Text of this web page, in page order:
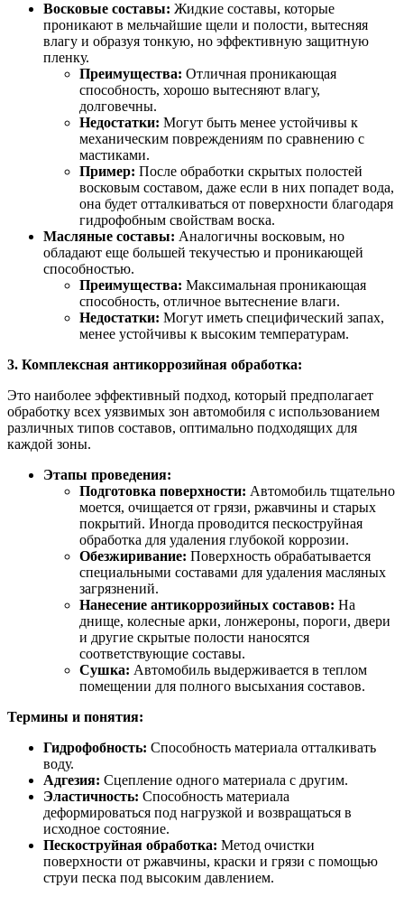
Восковые составы: Жидкие составы, которые
проникают в мельчайшие щели и полости, вытесняя
влагу и образуя тонкую, но эффективную защитную
пленку.
Преимущества: Отличная проникающая
способность, хорошо вытесняют влагу,
долговечны.
Недостатки: Могут быть менее устойчивы к
механическим повреждениям по сравнению с
мастиками.
Пример: После обработки скрытых полостей
восковым составом, даже если в них попадет вода,
она будет отталкиваться от поверхности благодаря
гидрофобным свойствам воска.
Масляные составы: Аналогичны восковым, но
обладают еще большей текучестью и проникающей
способностью.
Преимущества: Максимальная проникающая
способность, отличное вытеснение влаги.
Недостатки: Могут иметь специфический запах,
менее устойчивы к высоким температурам.
3. Комплексная антикоррозийная обработка:
Это наиболее эффективный подход, который предполагает
обработку всех уязвимых зон автомобиля с использованием
различных типов составов, оптимально подходящих для
каждой зоны.
Этапы проведения:
Подготовка поверхности: Автомобиль тщательно
моется, очищается от грязи, ржавчины и старых
покрытий. Иногда проводится пескоструйная
обработка для удаления глубокой коррозии.
Обезжиривание: Поверхность обрабатывается
специальными составами для удаления масляных
загрязнений.
Нанесение антикоррозийных составов: На
днище, колесные арки, лонжероны, пороги, двери
и другие скрытые полости наносятся
соответствующие составы.
Сушка: Автомобиль выдерживается в теплом
помещении для полного высыхания составов.
Термины и понятия:
Гидрофобность: Способность материала отталкивать
воду.
Адгезия: Сцепление одного материала с другим.
Эластичность: Способность материала
деформироваться под нагрузкой и возвращаться в
исходное состояние.
Пескоструйная обработка: Метод очистки
поверхности от ржавчины, краски и грязи с помощью
струи песка под высоким давлением.